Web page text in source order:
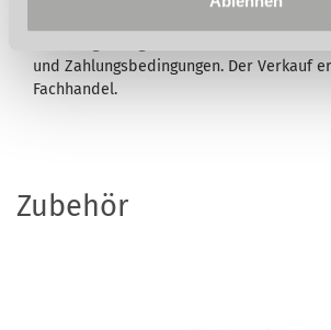
und Zahlungsbedingungen. Der Verkauf
Fachhandel.
Zubehör